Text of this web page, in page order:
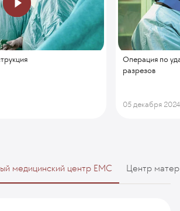
Операция по
разрезов
05 декабря 2024
медицинский центр EMC Центр